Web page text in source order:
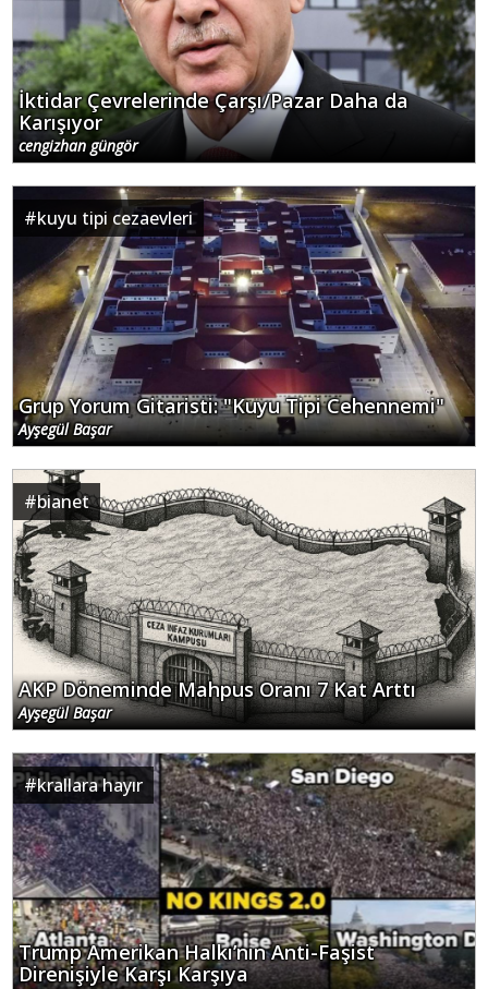
İktidar Çevrelerinde Çarşı/Pazar Daha da
Karışıyor
cengizhan güngör
#kuyu tipi cezaevleri
Grup Yorum Gitaristi: "Kuyu Tipi Cehennemi"
Ayşegül Başar
#bianet
AKP Döneminde Mahpus Oranı 7 Kat Arttı
Ayşegül Başar
#krallara hayır
Trump Amerikan Halkı’nın Anti-Faşist
Direnişiyle Karşı Karşıya